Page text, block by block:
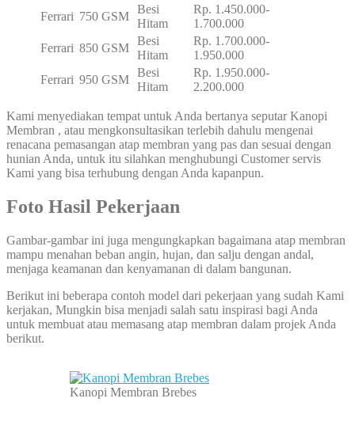
Ferrari 750 GSM
Besi
Hitam
Rp. 1.450.000-
1.700.000
Ferrari 850 GSM
Besi
Hitam
Rp. 1.700.000-
1.950.000
Ferrari 950 GSM
Besi
Hitam
Rp. 1.950.000-
2.200.000
Kami menyediakan tempat untuk Anda bertanya seputar Kanopi
Membran , atau mengkonsultasikan terlebih dahulu mengenai
renacana pemasangan atap membran yang pas dan sesuai dengan
hunian Anda, untuk itu silahkan menghubungi Customer servis
Kami yang bisa terhubung dengan Anda kapanpun.
Foto Hasil Pekerjaan
Gambar-gambar ini juga mengungkapkan bagaimana atap membran
mampu menahan beban angin, hujan, dan salju dengan andal,
menjaga keamanan dan kenyamanan di dalam bangunan.
Berikut ini beberapa contoh model dari pekerjaan yang sudah Kami
kerjakan, Mungkin bisa menjadi salah satu inspirasi bagi Anda
untuk membuat atau memasang atap membran dalam projek Anda
berikut.
Kanopi Membran Brebes